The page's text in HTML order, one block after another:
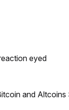
eyed
and Altcoins